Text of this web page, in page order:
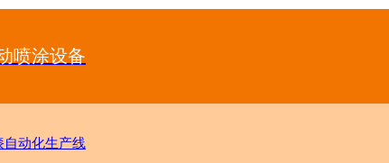
喷涂设备
自动化生产线